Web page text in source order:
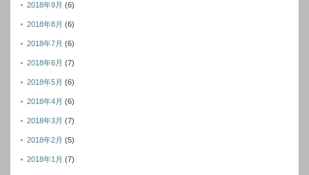
2018年9月 (6)
2018年8月 (6)
2018年7月 (6)
2018年6月 (7)
2018年5月 (6)
2018年4月 (6)
2018年3月 (7)
2018年2月 (5)
2018年1月 (7)